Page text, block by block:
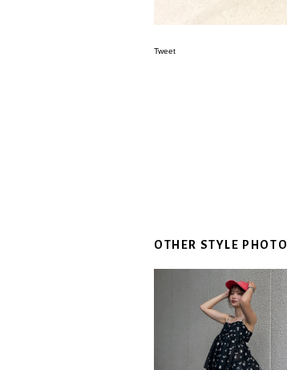
Tweet
OTHER STYLE PHOTO